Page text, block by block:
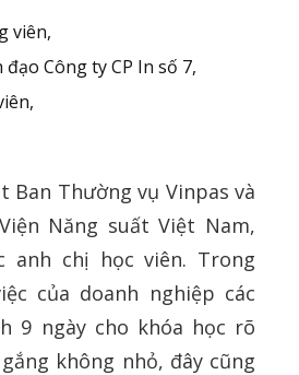
viên,
Công ty CP In số 7,
Ban Thường vụ Vinpas và
Năng suất Việt Nam,
anh chị học viên. Trong
của doanh nghiệp các
9 ngày cho khóa học rõ
không nhỏ, đây cũng